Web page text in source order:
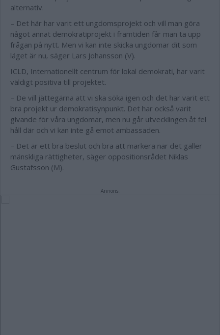
alternativ.
– Det här har varit ett ungdomsprojekt och vill man göra
något annat demokratiprojekt i framtiden får man ta upp
frågan på nytt. Men vi kan inte skicka ungdomar dit som
läget är nu, säger Lars Johansson (V).
ICLD, Internationellt centrum för lokal demokrati, har varit
väldigt positiva till projektet.
– De vill jättegärna att vi ska söka igen och det har varit ett
bra projekt ur demokratisynpunkt. Det har också varit
givande för våra ungdomar, men nu går utvecklingen åt fel
håll där och vi kan inte gå emot ambassaden.
– Det är ett bra beslut och bra att markera när det gäller
mänskliga rättigheter, säger oppositionsrådet Niklas
Gustafsson (M).
Annons: